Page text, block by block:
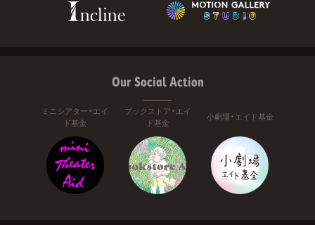
Our Social Action
ミニシアター・エイ
ド基金
ブックストア・エイ
ド基金
小劇場・エイド基金